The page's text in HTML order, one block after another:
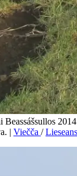
Beassášsullos
| Viečča /